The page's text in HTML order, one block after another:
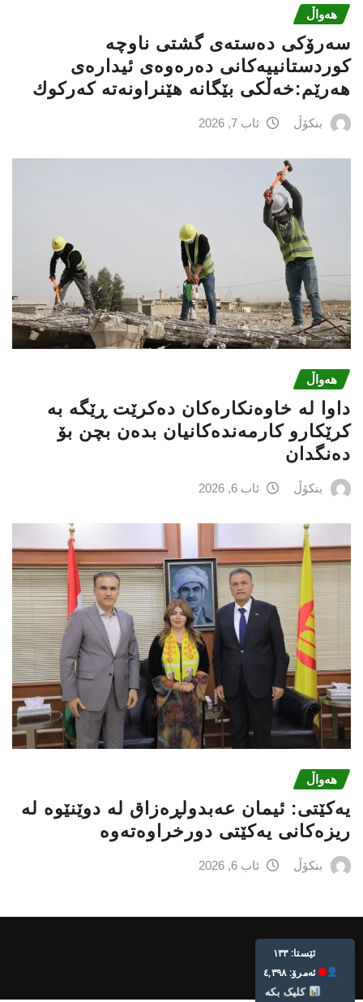
هەواڵ
سه‌رۆكی دەستەی گشتی ناوچە
كوردستانییەكانی دەرەوەی ئیدارەی
هەرێم:خه‌ڵكی بێگانه‌ هێنراونه‌ته‌ كه‌ركوك
بنکۆڵ ئاب 7, 2026
هەواڵ
داوا لە خاوەنکارەکان دەکرێت ڕێگە بە
کرێکارو کارمەندەکانیان بدەن بچن بۆ
دەنگدان
بنکۆڵ ئاب 6, 2026
هەواڵ
یه‌كێتی: ئیمان عه‌بدولڕه‌زاق له‌ دوێنێوه‌ له‌
ریزه‌كانی یه‌كێتی دورخراوه‌ته‌وه‌
بنکۆڵ ئاب 6, 2026
ئێستا: ١٣٣
ئه‌مرۆ: ٤,٣٩٨
کلیک بکە